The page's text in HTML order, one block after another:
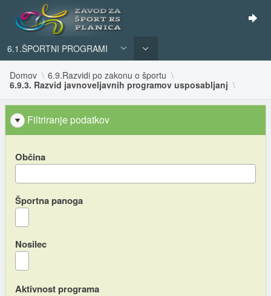
6.1.ŠPORTNI PROGRAMI
Domov
6.9.Razvidi po zakonu o športu
6.9.3. Razvid javnoveljavnih programov usposabljanj
Filtriranje podatkov
Občina
Športna panoga
Nosilec
Aktivnost programa